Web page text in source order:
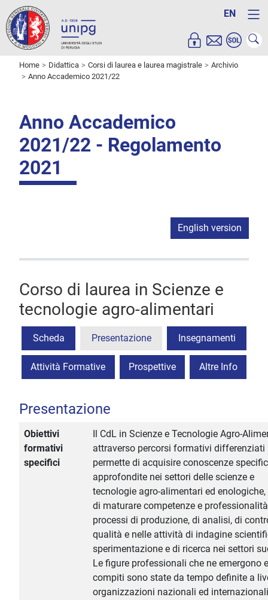
EN
Home Didattica Corsi di laurea e laurea magistrale
Archivio
Anno Accademico 2021/22
Anno Accademico
2021/22 - Regolamento
2021
English version
Corso di laurea in Scienze e
tecnologie agro-alimentari
Scheda Presentazione Insegnamenti
Attività Formative Prospettive Altre Info
Presentazione
Obiettivi
formativi
specifici
Il CdL in Scienze e Tecnologie Agro-
attraverso percorsi formativi differenziati
permette di acquisire conoscenze
approfondite nei settori delle scienze e
tecnologie agro-alimentari ed
di maturare competenze e
processi di produzione, di analisi, di
qualità e nelle attività di indagine
sperimentazione e di ricerca nei settori
Le figure professionali che ne emergono
compiti sono state da tempo definite a
organizzazioni nazionali ed